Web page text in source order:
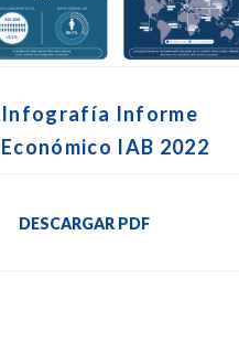
Infografía Informe
Económico IAB 2022
DESCARGAR PDF